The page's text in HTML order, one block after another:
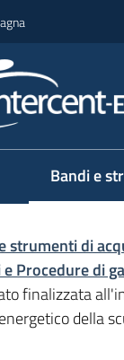
Bandi e
strumenti di
Procedure di
finalizzata
della